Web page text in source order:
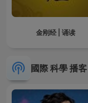
金刚经 | 诵读
國際 科學 播客